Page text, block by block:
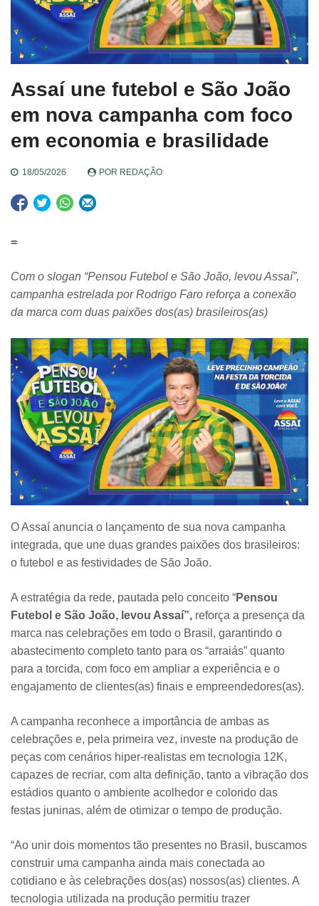
Assaí une futebol e São João
em nova campanha com foco
em economia e brasilidade
18/05/2026 POR REDAÇÃO
=
Com o slogan “Pensou Futebol e São João, levou Assaí”,
campanha estrelada por Rodrigo Faro reforça a conexão
da marca com duas paixões dos(as) brasileiros(as)
O Assaí anuncia o lançamento de sua nova campanha
integrada, que une duas grandes paixões dos brasileiros:
o futebol e as festividades de São João.
A estratégia da rede, pautada pelo conceito “Pensou
Futebol e São João, levou Assaí”, reforça a presença da
marca nas celebrações em todo o Brasil, garantindo o
abastecimento completo tanto para os “arraiás” quanto
para a torcida, com foco em ampliar a experiência e o
engajamento de clientes(as) finais e empreendedores(as).
A campanha reconhece a importância de ambas as
celebrações e, pela primeira vez, investe na produção de
peças com cenários hiper-realistas em tecnologia 12K,
capazes de recriar, com alta definição, tanto a vibração dos
estádios quanto o ambiente acolhedor e colorido das
festas juninas, além de otimizar o tempo de produção.
“Ao unir dois momentos tão presentes no Brasil, buscamos
construir uma campanha ainda mais conectada ao
cotidiano e às celebrações dos(as) nossos(as) clientes. A
tecnologia utilizada na produção permitiu trazer